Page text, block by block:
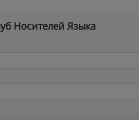
Носителей Языка